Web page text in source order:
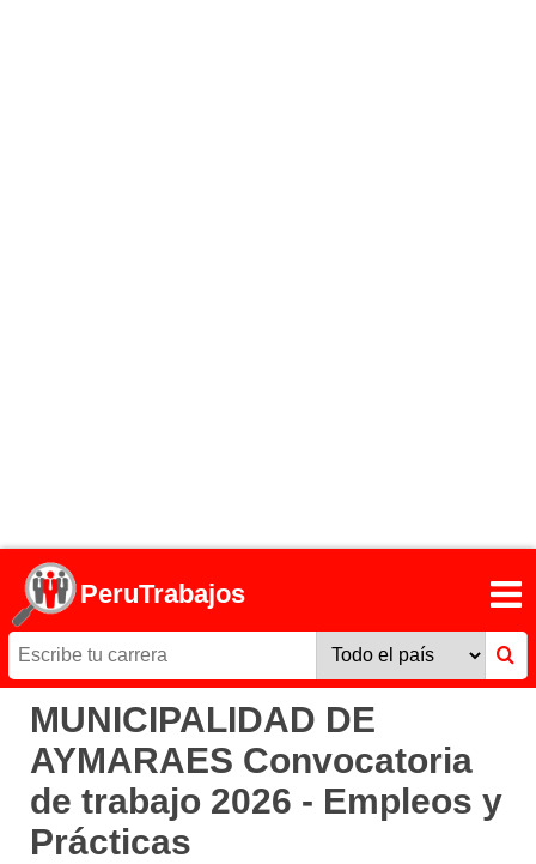
PeruTrabajos
MUNICIPALIDAD DE
AYMARAES Convocatoria
de trabajo 2026 - Empleos y
Prácticas